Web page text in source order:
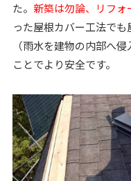
た。 新築は勿論、リフォ
った屋根カバー工法で
（雨水を建物の内部へ
ことでより安全です。